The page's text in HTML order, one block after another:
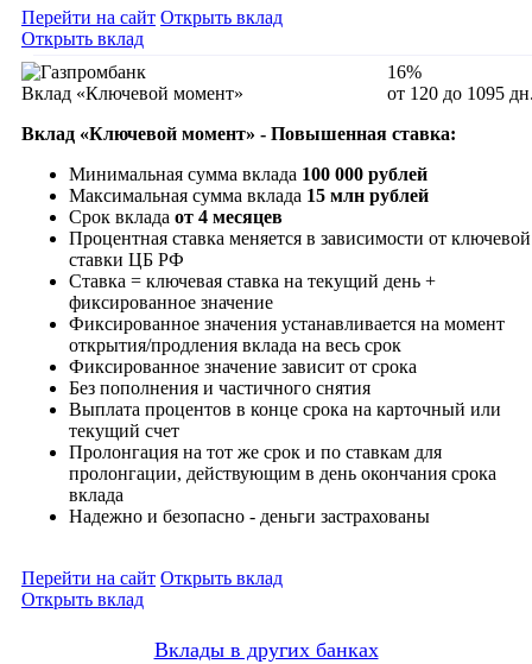
Перейти на сайт Открыть вклад
Открыть вклад
Вклад «Ключевой момент»
16%
от 120 до 1095
Вклад «Ключевой момент» - Повышенная ставка:
Минимальная сумма вклада 100 000 рублей
Максимальная сумма вклада 15 млн рублей
Срок вклада от 4 месяцев
Процентная ставка меняется в зависимости от ключевой
ставки ЦБ РФ
Ставка = ключевая ставка на текущий день +
фиксированное значение
Фиксированное значения устанавливается на момент
открытия/продления вклада на весь срок
Фиксированное значение зависит от срока
Без пополнения и частичного снятия
Выплата процентов в конце срока на карточный или
текущий счет
Пролонгация на тот же срок и по ставкам для
пролонгации, действующим в день окончания срока
вклада
Надежно и безопасно - деньги застрахованы
Перейти на сайт Открыть вклад
Открыть вклад
Вклады в других банках